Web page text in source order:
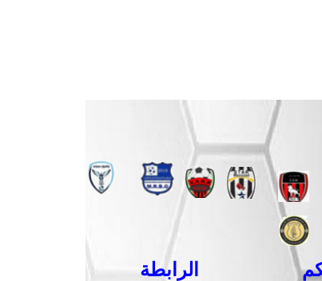
الرابطة الولائية لكرة